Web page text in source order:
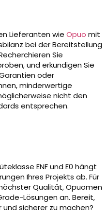
Lieferanten wie Opuo mit
bei der Bereitstellung
Sie
und erkundigen Sie
oder
minderwertige
nicht den
entsprechen.
ENF und E0 hängt
Ihres Projekts ab. Für
Qualität, Opuomen
Lösungen an. Bereit,
sicherer zu machen?